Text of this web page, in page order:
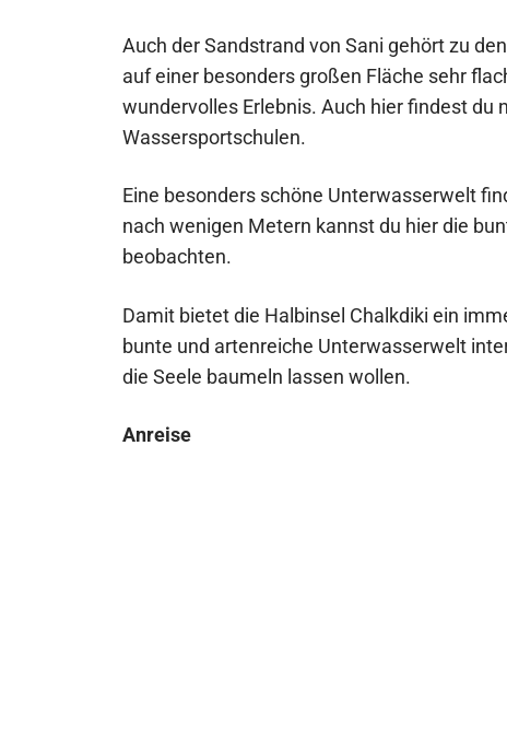
Auch der Sandstrand von Sani gehört zu
auf einer besonders großen Fläche sehr
wundervolles Erlebnis. Auch hier findest du
Wassersportschulen.
Eine besonders schöne Unterwasserwelt
nach wenigen Metern kannst du hier die
beobachten.
Damit bietet die Halbinsel Chalkdiki ein
bunte und artenreiche Unterwasserwelt
die Seele baumeln lassen wollen.
Anreise